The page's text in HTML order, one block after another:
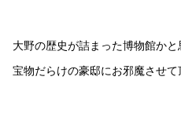
大野の歴史が詰まった博物館か
宝物だらけの豪邸にお邪魔させて